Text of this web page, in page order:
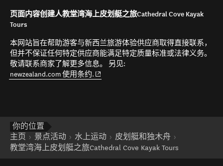
页面内容创建人教堂湾海上皮划艇之旅Cathedral Cove Kayak
Tours
本网站旨在帮助游客与新西兰旅游体验供应商取得直接联系，
但并不保证任何特定供应商能满足特定质量标准或法律义务。
敬请联系商家了解更多信息。 另见:
newzealand.com 使用条约. (opens in new window)
你的位置
主页
景点活动 水上运动
皮划艇和独木舟
教堂湾海上皮划艇之旅Cathedral Cove Kayak Tours